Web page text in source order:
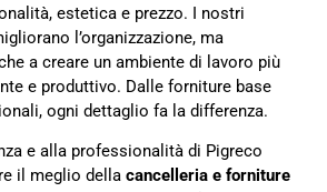
estetica e prezzo. I nostri
l’organizzazione, ma
a creare un ambiente di lavoro più
e produttivo. Dalle forniture base
ogni dettaglio fa la differenza.
e alla professionalità di Pigreco
il meglio dellacancelleria e forniture